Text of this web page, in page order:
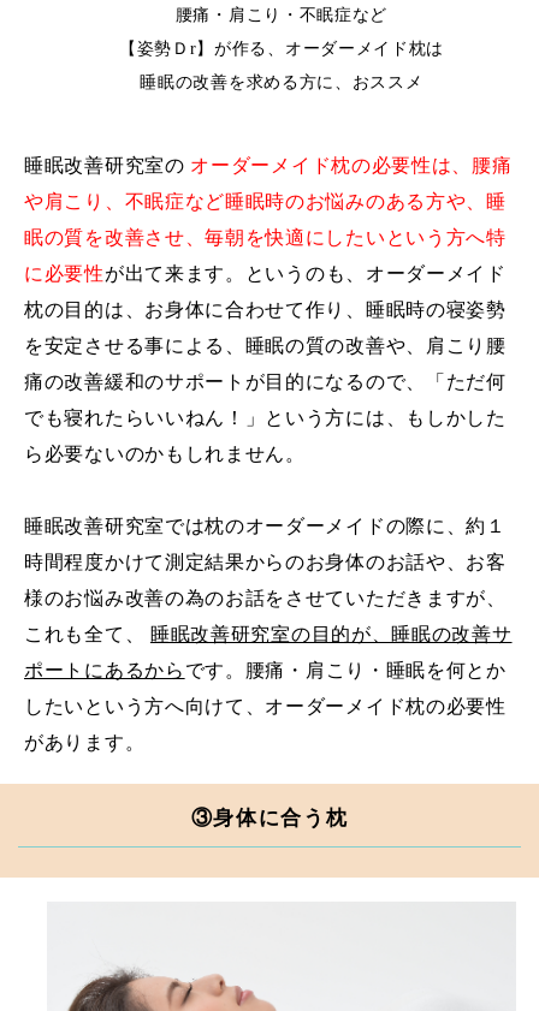
腰痛・肩こり・不眠症など
【姿勢Ｄr】が作る、オーダーメイド枕は
睡眠の改善を求める方に、おススメ
睡眠改善研究室の オーダーメイド枕の必要性は、腰痛
や肩こり、不眠症など睡眠時のお悩みのある方や、睡
眠の質を改善させ、毎朝を快適にしたいという方へ特
に必要性が出て来ます。というのも、オーダーメイド
枕の目的は、お身体に合わせて作り、睡眠時の寝姿勢
を安定させる事による、睡眠の質の改善や、肩こり腰
痛の改善緩和のサポートが目的になるので、「ただ何
でも寝れたらいいねん！」という方には、もしかした
ら必要ないのかもしれません。
睡眠改善研究室では枕のオーダーメイドの際に、約１
時間程度かけて測定結果からのお身体のお話や、お客
様のお悩み改善の為のお話をさせていただきますが、
これも全て、 睡眠改善研究室の目的が、睡眠の改善サ
ポートにあるからです。腰痛・肩こり・睡眠を何とか
したいという方へ向けて、オーダーメイド枕の必要性
があります。
③身体に合う枕